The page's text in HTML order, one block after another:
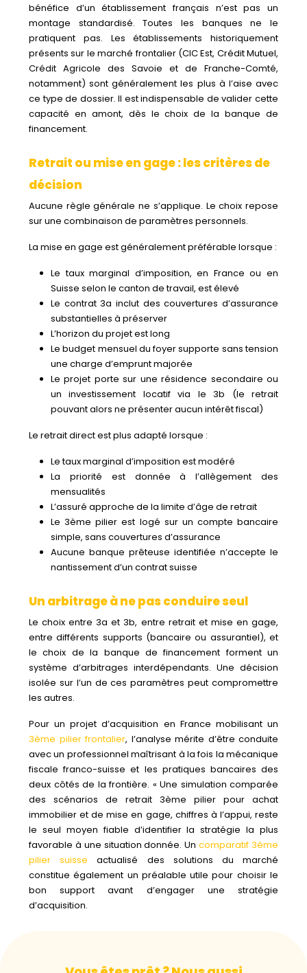
bénéfice d’un établissement français n’est pas un
montage standardisé. Toutes les banques ne le
pratiquent pas. Les établissements historiquement
présents sur le marché frontalier (CIC Est, Crédit Mutuel,
Crédit Agricole des Savoie et de Franche-Comté,
notamment) sont généralement les plus à l’aise avec
ce type de dossier. Il est indispensable de valider cette
capacité en amont, dès le choix de la banque de
financement.
Retrait ou mise en gage : les critères de
décision
Aucune règle générale ne s’applique. Le choix repose
sur une combinaison de paramètres personnels.
La mise en gage est généralement préférable lorsque :
Le taux marginal d’imposition, en France ou en
Suisse selon le canton de travail, est élevé
Le contrat 3a inclut des couvertures d’assurance
substantielles à préserver
L’horizon du projet est long
Le budget mensuel du foyer supporte sans tension
une charge d’emprunt majorée
Le projet porte sur une résidence secondaire ou
un investissement locatif via le 3b (le retrait
pouvant alors ne présenter aucun intérêt fiscal)
Le retrait direct est plus adapté lorsque :
Le taux marginal d’imposition est modéré
La priorité est donnée à l’allègement des
mensualités
L’assuré approche de la limite d’âge de retrait
Le 3ème pilier est logé sur un compte bancaire
simple, sans couvertures d’assurance
Aucune banque prêteuse identifiée n’accepte le
nantissement d’un contrat suisse
Un arbitrage à ne pas conduire seul
Le choix entre 3a et 3b, entre retrait et mise en gage,
entre différents supports (bancaire ou assurantiel), et
le choix de la banque de financement forment un
système d’arbitrages interdépendants. Une décision
isolée sur l’un de ces paramètres peut compromettre
les autres.
Pour un projet d’acquisition en France mobilisant un
3ème pilier frontalier, l’analyse mérite d’être conduite
avec un professionnel maîtrisant à la fois la mécanique
fiscale franco-suisse et les pratiques bancaires des
deux côtés de la frontière. « Une simulation comparée
des scénarios de retrait 3ème pilier pour achat
immobilier et de mise en gage, chiffres à l’appui, reste
le seul moyen fiable d’identifier la stratégie la plus
favorable à une situation donnée. Uncomparatif 3ème
pilier suisse actualisé des solutions du marché
constitue également un préalable utile pour choisir le
bon support avant d’engager une stratégie
d’acquisition.